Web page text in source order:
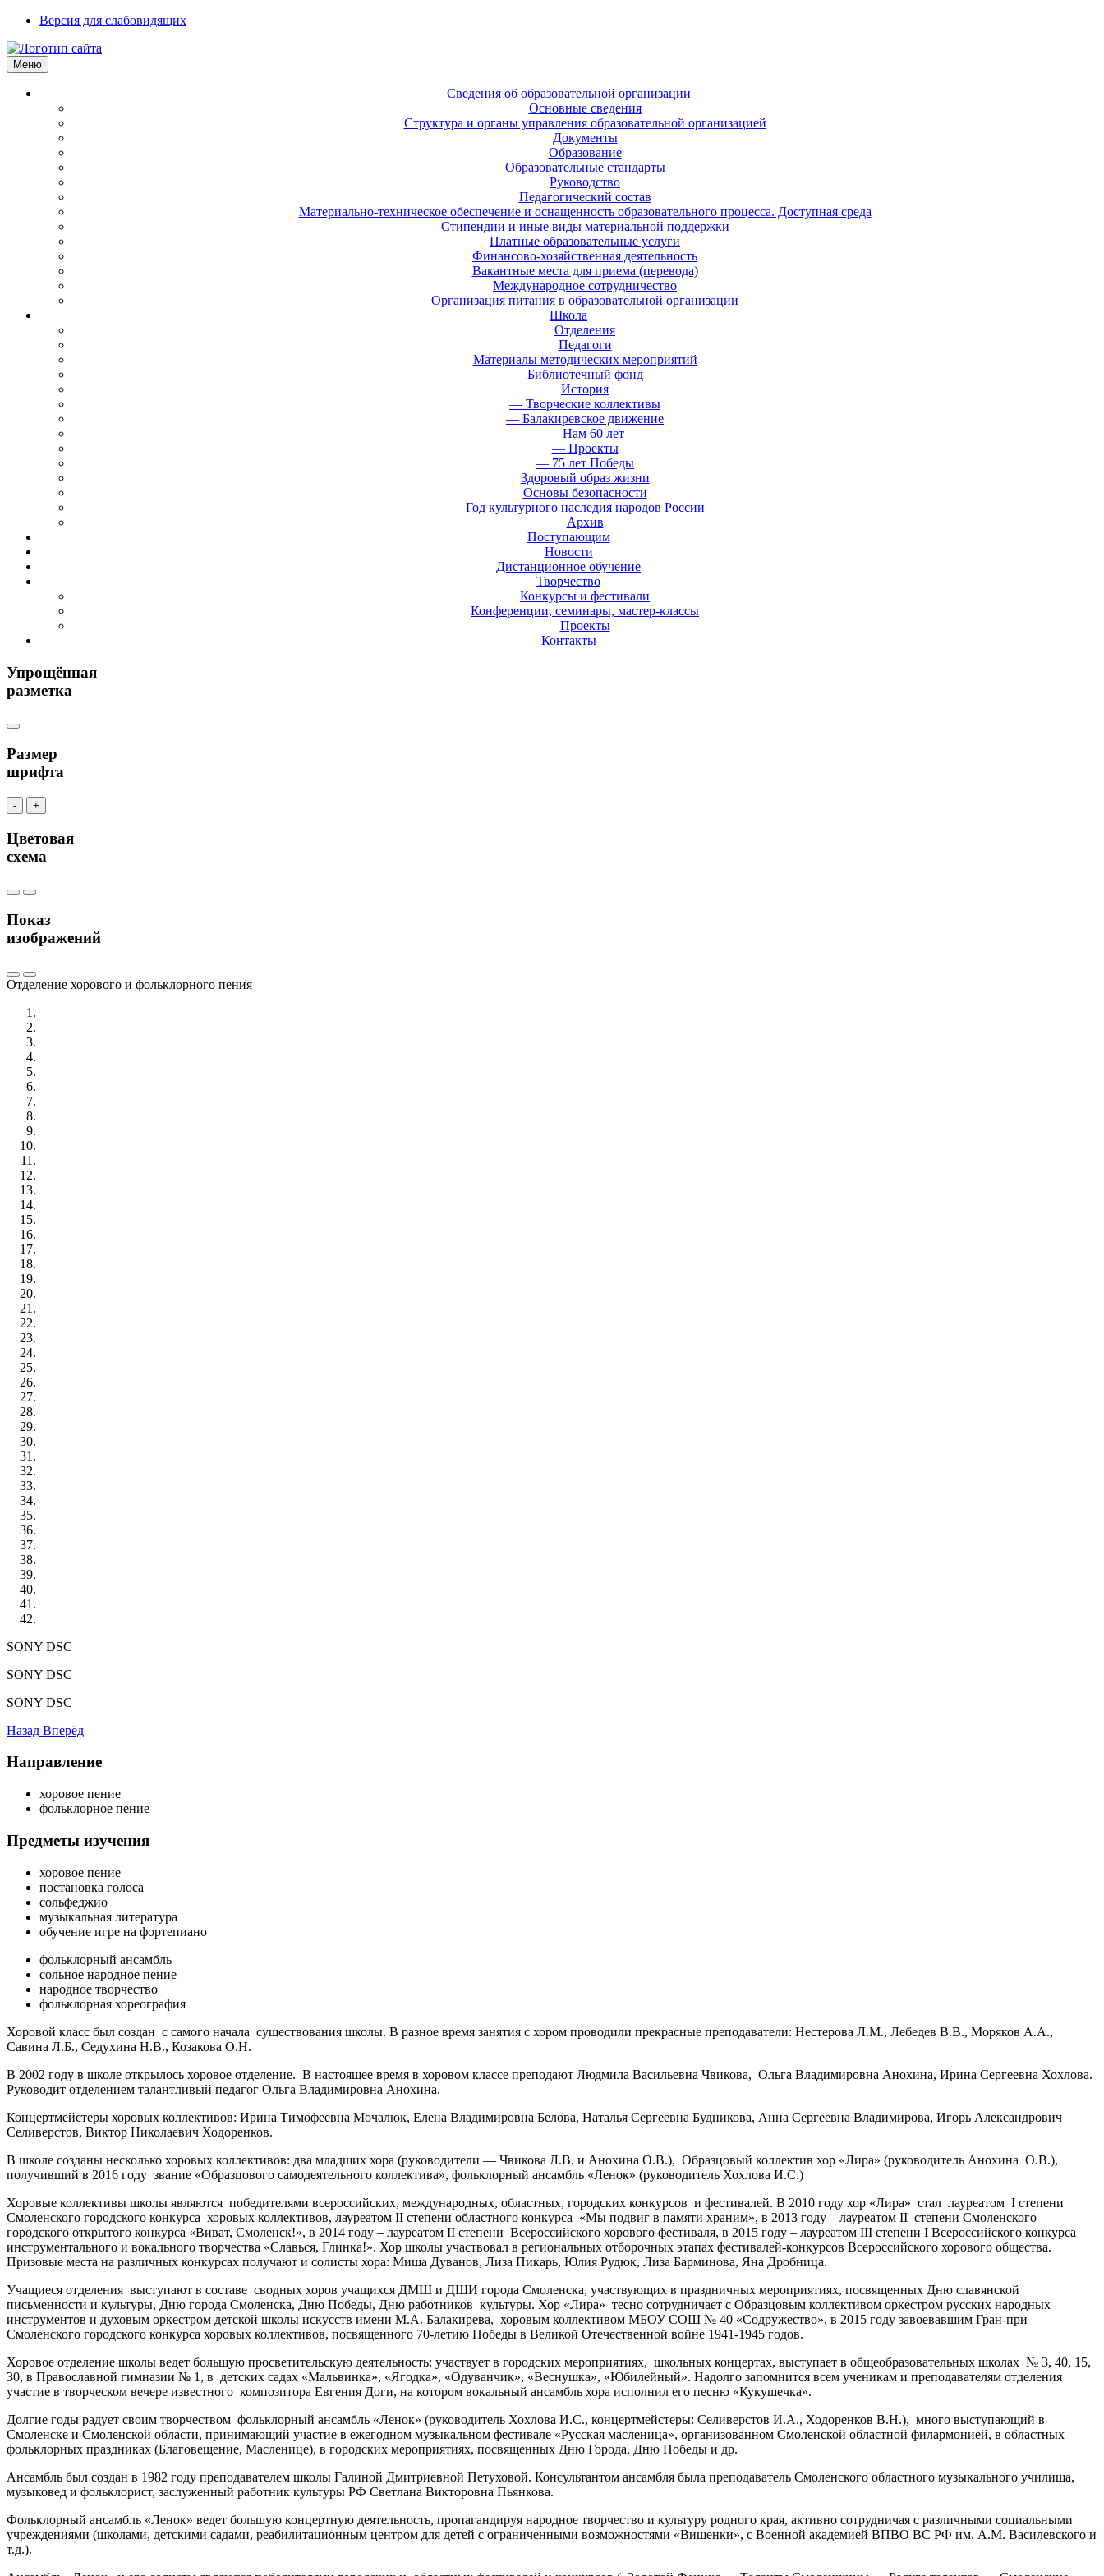
Версия для слабовидящих
Меню
Сведения об образовательной организации
Основные сведения
Структура и органы управления образовательной организацией
Документы
Образование
Образовательные стандарты
Руководство
Педагогический состав
Материально-техническое обеспечение и оснащенность образовательного процесса. Доступная среда
Стипендии и иные виды материальной поддержки
Платные образовательные услуги
Финансово-хозяйственная деятельность
Вакантные места для приема (перевода)
Международное сотрудничество
Организация питания в образовательной организации
Школа
Отделения
Педагоги
Материалы методических мероприятий
Библиотечный фонд
История
— Творческие коллективы
— Балакиревское движение
— Нам 60 лет
— Проекты
— 75 лет Победы
Здоровый образ жизни
Основы безопасности
Год культурного наследия народов России
Архив
Поступающим
Новости
Дистанционное обучение
Творчество
Конкурсы и фестивали
Конференции, семинары, мастер-классы
Проекты
Контакты
Упрощённая
разметка
Размер
шрифта
- +
Цветовая
схема
Показ
изображений
Отделение хорового и фольклорного пения
SONY DSC
SONY DSC
SONY DSC
Назад Вперёд
Направление
хоровое пение
фольклорное пение
Предметы изучения
хоровое пение
постановка голоса
сольфеджио
музыкальная литература
обучение игре на фортепиано
фольклорный ансамбль
сольное народное пение
народное творчество
фольклорная хореография
Хоровой класс был создан с самого начала существования школы. В разное время занятия с хором проводили прекрасные преподаватели: Нестерова Л.М., Лебедев В.В., Моряков А.А.,
Савина Л.Б., Седухина Н.В., Козакова О.Н.
В 2002 году в школе открылось хоровое отделение. В настоящее время в хоровом классе преподают Людмила Васильевна Чвикова, Ольга Владимировна Анохина, Ирина Сергеевна Хохлова.
Руководит отделением талантливый педагог Ольга Владимировна Анохина.
Концертмейстеры хоровых коллективов: Ирина Тимофеевна Мочалюк, Елена Владимировна Белова, Наталья Сергеевна Будникова, Анна Сергеевна Владимирова, Игорь Александрович
Селиверстов, Виктор Николаевич Ходоренков.
В школе созданы несколько хоровых коллективов: два младших хора (руководители — Чвикова Л.В. и Анохина О.В.), Образцовый коллектив хор «Лира» (руководитель Анохина О.В.),
получивший в 2016 году звание «Образцового самодеятельного коллектива», фольклорный ансамбль «Ленок» (руководитель Хохлова И.С.)
Хоровые коллективы школы являются победителями всероссийских, международных, областных, городских конкурсов и фестивалей. В 2010 году хор «Лира» стал лауреатом I степени
Смоленского городского конкурса хоровых коллективов, лауреатом II степени областного конкурса «Мы подвиг в памяти храним», в 2013 году – лауреатом II степени Смоленского
городского открытого конкурса «Виват, Смоленск!», в 2014 году – лауреатом II степени Всероссийского хорового фестиваля, в 2015 году – лауреатом III степени I Всероссийского конкурса
инструментального и вокального творчества «Славься, Глинка!». Хор школы участвовал в региональных отборочных этапах фестивалей-конкурсов Всероссийского хорового общества.
Призовые места на различных конкурсах получают и солисты хора: Миша Дуванов, Лиза Пикарь, Юлия Рудюк, Лиза Барминова, Яна Дробница.
Учащиеся отделения выступают в составе сводных хоров учащихся ДМШ и ДШИ города Смоленска, участвующих в праздничных мероприятиях, посвященных Дню славянской
письменности и культуры, Дню города Смоленска, Дню Победы, Дню работников культуры. Хор «Лира» тесно сотрудничает с Образцовым коллективом оркестром русских народных
инструментов и духовым оркестром детской школы искусств имени М.А. Балакирева, хоровым коллективом МБОУ СОШ № 40 «Содружество», в 2015 году завоевавшим Гран-при
Смоленского городского конкурса хоровых коллективов, посвященного 70-летию Победы в Великой Отечественной войне 1941-1945 годов.
Хоровое отделение школы ведет большую просветительскую деятельность: участвует в городских мероприятиях, школьных концертах, выступает в общеобразовательных школах № 3, 40, 15,
30, в Православной гимназии № 1, в детских садах «Мальвинка», «Ягодка», «Одуванчик», «Веснушка», «Юбилейный». Надолго запомнится всем ученикам и преподавателям отделения
участие в творческом вечере известного композитора Евгения Доги, на котором вокальный ансамбль хора исполнил его песню «Кукушечка».
Долгие годы радует своим творчеством фольклорный ансамбль «Ленок» (руководитель Хохлова И.С., концертмейстеры: Селиверстов И.А., Ходоренков В.Н.), много выступающий в
Смоленске и Смоленской области, принимающий участие в ежегодном музыкальном фестивале «Русская масленица», организованном Смоленской областной филармонией, в областных
фольклорных праздниках (Благовещение, Масленице), в городских мероприятиях, посвященных Дню Города, Дню Победы и др.
Ансамбль был создан в 1982 году преподавателем школы Галиной Дмитриевной Петуховой. Консультантом ансамбля была преподаватель Смоленского областного музыкального училища,
музыковед и фольклорист, заслуженный работник культуры РФ Светлана Викторовна Пьянкова.
Фольклорный ансамбль «Ленок» ведет большую концертную деятельность, пропагандируя народное творчество и культуру родного края, активно сотрудничая с различными социальными
учреждениями (школами, детскими садами, реабилитационным центром для детей с ограниченными возможностями «Вишенки», с Военной академией ВПВО ВС РФ им. А.М. Василевского и
т.д.).